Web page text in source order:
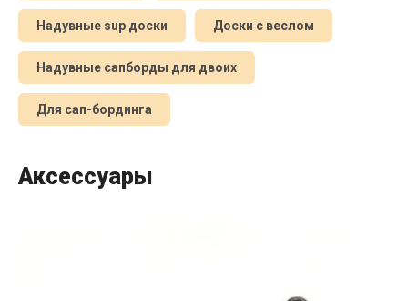
Надувные sup доски Доски с веслом
Надувные сапборды для двоих
Для сап-бординга
Аксессуары